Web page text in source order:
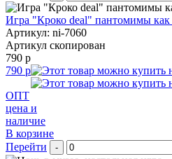
Игра "Кроко deal" пантомимы
Артикул: ni-7060
Артикул скопирован
790 р
790 р
ОПТ
цена и
наличие
В корзине
Перейти
-